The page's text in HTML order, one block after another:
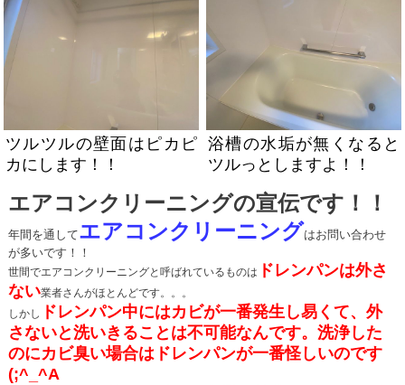
ツルツルの壁面はピカピ
カにします！！
浴槽の水垢が無くなると
ツルっとしますよ！！
エアコンクリーニングの宣伝です！！
年間を通してエアコンクリーニングはお問い合わせ
が多いです！！
世間でエアコンクリーニングと呼ばれているものは
ドレンパンは外さ
ない業者さんがほとんどです。。。
しかし
ドレンパン中にはカビが一番発生し易くて、外
さないと洗いきることは不可能なんです。洗浄した
のにカビ臭い場合はドレンパンが一番怪しいのです
(;^_^A